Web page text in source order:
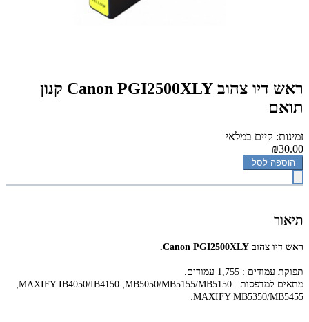
‏ראש דיו ‏צהוב Canon PGI2500XLY קנון
תואם
זמינות: קיים במלאי
₪30.00
הוספה לסל
תיאור
‏ראש דיו ‏צהוב Canon PGI2500XLY.
תפוקת עמודים : 1,755 עמודים.
מתאים למדפסות : MB5050/MB5155/MB5150
,
MAXIFY IB4050/IB4150
,
MAXIFY MB5350/MB5455
.